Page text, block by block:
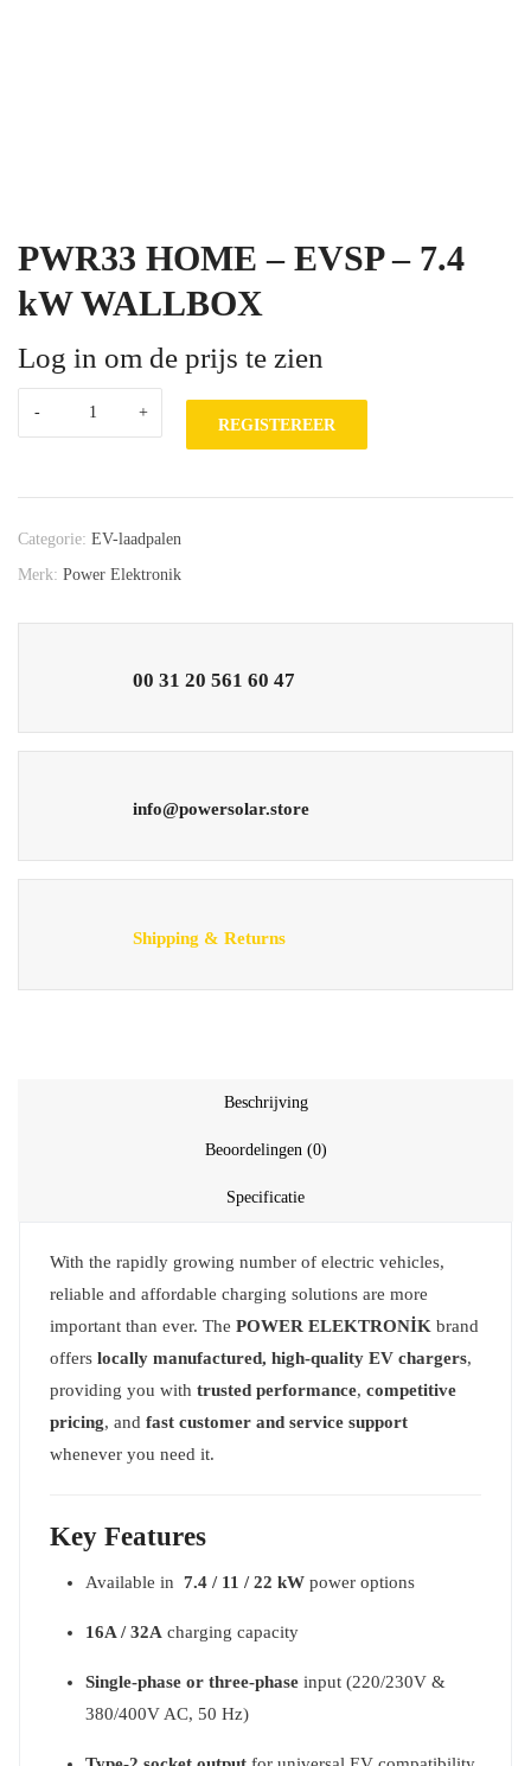
PWR33 HOME – EVSP – 7.4
kW WALLBOX
Log in om de prijs te zien
REGISTEREER
Categorie: EV-laadpalen
Merk: Power Elektronik
00 31 20 561 60 47
info@powersolar.store
Shipping & Returns
Beschrijving
Beoordelingen (0)
Specificatie
With the rapidly growing number of electric vehicles,
reliable and affordable charging solutions are more
important than ever. The POWER ELEKTRONİK brand
offers locally manufactured, high-quality EV chargers,
providing you with trusted performance, competitive
pricing, and fast customer and service support
whenever you need it.
Key Features
Available in 7.4 / 11 / 22 kW power options
16A / 32A charging capacity
Single-phase or three-phase input (220/230V &
380/400V AC, 50 Hz)